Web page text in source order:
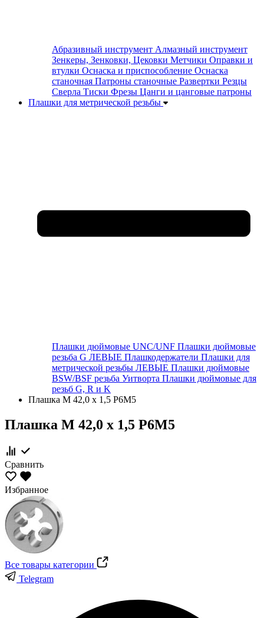
Абразивный инструмент Алмазный инструмент
Зенкеры, Зенковки, Цековки Метчики Оправки и
втулки Оснаска и приспособление Оснаска
станочная Патроны станочные Развертки Резцы
Сверла Тиски Фрезы Цанги и цанговые патроны
Плашки для метрической резьбы
Плашки дюймовые UNC/UNF Плашки дюймовые
резьба G ЛЕВЫЕ Плашкодержатели Плашки для
метрической резьбы ЛЕВЫЕ Плашки дюймовые
BSW/BSF резьба Уитворта Плашки дюймовые для
резьб G, R и K
Плашка М 42,0 х 1,5 Р6М5
Плашка М 42,0 х 1,5 Р6М5
Сравнить
Избранное
Все товары категории
Telegram